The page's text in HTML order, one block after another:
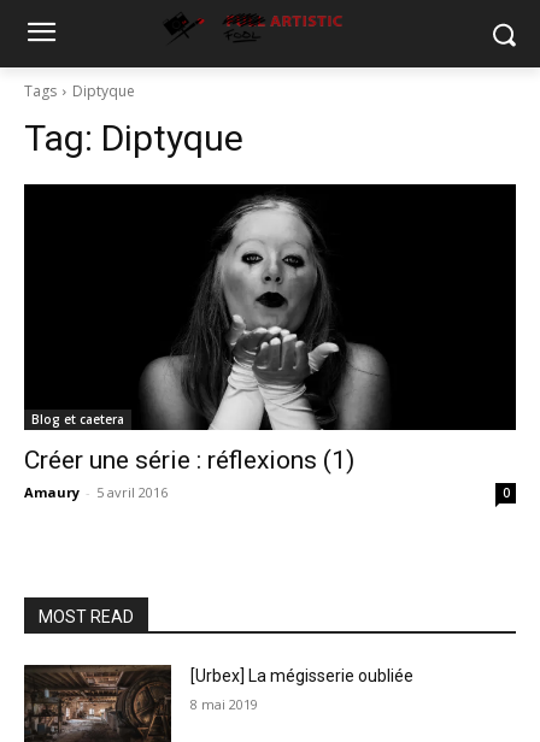
Tags Diptyque
Tag: Diptyque
Blog et caetera
Créer une série : réflexions (1)
Amaury - 5 avril 2016 0
MOST READ
[Urbex] La mégisserie oubliée
8 mai 2019